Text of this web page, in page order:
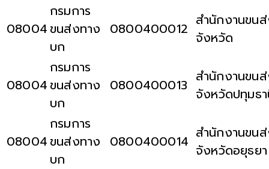
08004
กรมการ
ขนส่งทาง
บก
0800400012 สำนักงานขน
จังหวัด
08004
กรมการ
ขนส่งทาง
บก
0800400013 สำนักงานขน
จังหวัดปทุมธ
08004
กรมการ
ขนส่งทาง
บก
0800400014 สำนักงานขน
จังหวัดอยุธยา